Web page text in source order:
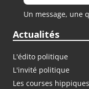
Un message, une
Actualités
L'édito politique
L'invité politique
Les courses